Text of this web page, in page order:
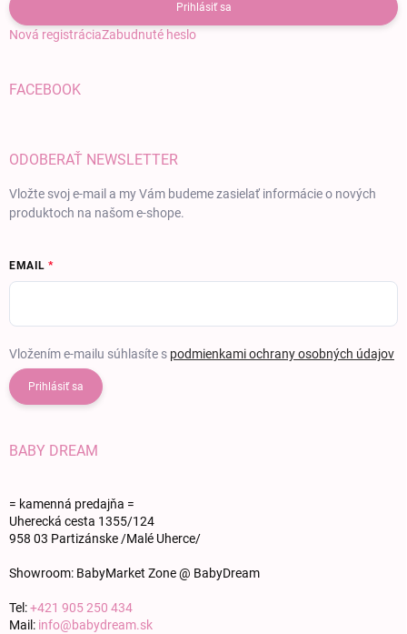
Prihlásiť sa
Nová registráciaZabudnuté heslo
FACEBOOK
ODOBERAŤ NEWSLETTER
Vložte svoj e-mail a my Vám budeme zasielať informácie o nových
produktoch na našom e-shope.
EMAIL
Vložením e-mailu súhlasíte s podmienkami ochrany osobných údajov
Prihlásiť sa
BABY DREAM
= kamenná predajňa =
Uherecká cesta 1355/124
958 03 Partizánske /Malé Uherce/
Showroom: BabyMarket Zone @ BabyDream
Tel:+421 905 250 434
Mail: info@babydream.sk